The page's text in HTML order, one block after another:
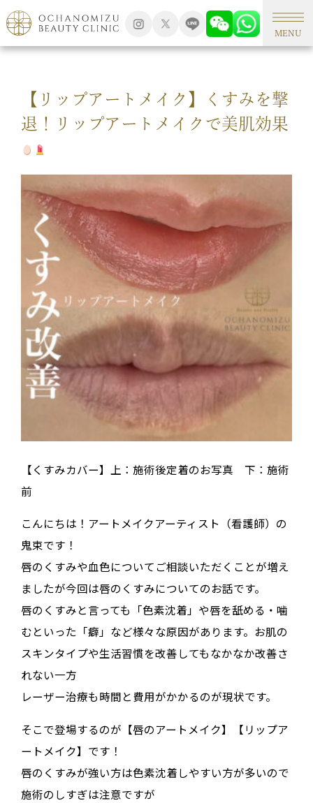
MENU
TOP アートメイク
【リップアートメイク】くすみを撃
退！リップアートメイクで美肌効果
【くすみカバー】上：施術後定着のお写真 下：施術
前
こんにちは！アートメイクアーティスト（看護師）の
鬼束です！
唇のくすみや血色についてご相談いただくことが増え
ましたが今回は唇のくすみについてのお話です。
唇のくすみと言っても「色素沈着」や唇を舐める・噛
むといった「癖」など様々な原因があります。お肌の
スキンタイプや生活習慣を改善してもなかなか改善さ
れない一方
レーザー治療も時間と費用がかかるのが現状です。
そこで登場するのが【唇のアートメイク】【リップア
ートメイク】です！
唇のくすみが強い方は色素沈着しやすい方が多いので
施術のしすぎは注意ですが